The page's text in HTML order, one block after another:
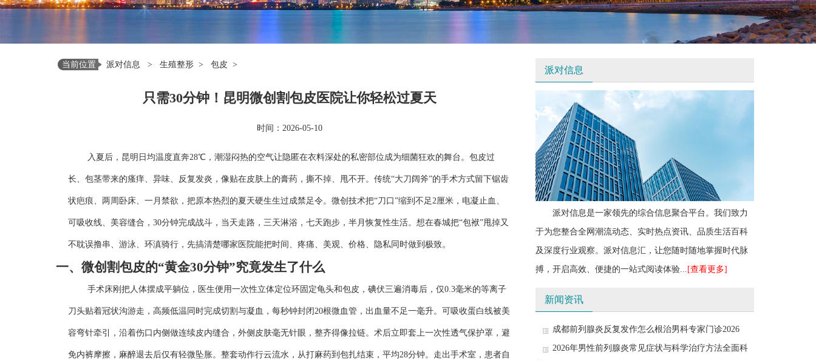
当前位置 派对信息 > 生殖整形 > 包皮 >
只需30分钟！昆明微创割包皮医院让你轻松过夏天
时间：2026-05-10
入夏后，昆明日均温度直奔28℃，潮湿闷热的空气让隐匿在衣料深处的私密部位成为细菌狂欢的舞台。包皮过
长、包茎带来的瘙痒、异味、反复发炎，像贴在皮肤上的膏药，撕不掉、甩不开。传统“大刀阔斧”的手术方式留下锯齿
状疤痕、两周卧床、一月禁欲，把原本热烈的夏天硬生生过成禁足令。微创技术把“刀口”缩到不足2厘米，电凝止血、
可吸收线、美容缝合，30分钟完成战斗，当天走路，三天淋浴，七天跑步，半月恢复性生活。想在春城把“包袱”甩掉又
不耽误撸串、游泳、环滇骑行，先搞清楚哪家医院能把时间、疼痛、美观、价格、隐私同时做到极致。
一、微创割包皮的“黄金30分钟”究竟发生了什么
手术床刚把人体摆成平躺位，医生便用一次性立体定位环固定龟头和包皮，碘伏三遍消毒后，仅0.3毫米的等离子
刀头贴着冠状沟游走，高频低温同时完成切割与凝血，每秒钟封闭20根微血管，出血量不足一毫升。可吸收蛋白线被美
容弯针牵引，沿着伤口内侧做连续皮内缝合，外侧皮肤毫无针眼，整齐得像拉链。术后立即套上一次性透气保护罩，避
免内裤摩擦，麻醉退去后仅有轻微坠胀。整套动作行云流水，从打麻药到包扎结束，平均28分钟。走出手术室，患者自
派对信息
派对信息是一家领先的综合信息聚合平台。我们致力
于为您整合全网潮流动态、实时热点资讯、品质生活百科
及深度行业观察。派对信息汇，让您随时随地掌握时代脉
搏，开启高效、便捷的一站式阅读体验... [查看更多]
新闻资讯
成都前列腺炎反复发作怎么根治男科专家门诊2026
2026年男性前列腺炎常见症状与科学治疗方法全面科